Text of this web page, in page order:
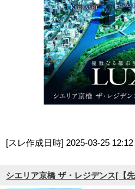
[スレ作成日時] 2025-03-25 12:12
シエリア京橋 ザ・レジデンス[【